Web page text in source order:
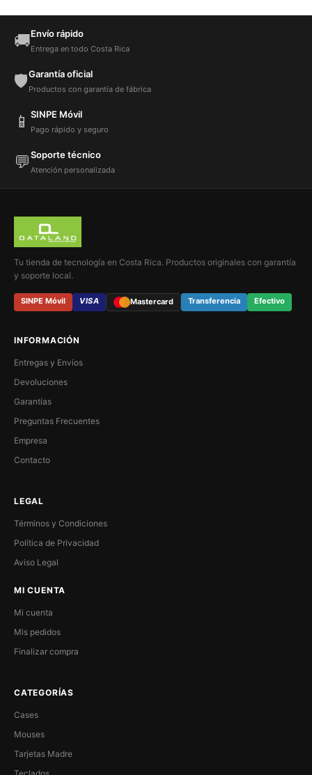
🚚Envío rápido
Entrega en todo Costa Rica
🛡️Garantía oficial
Productos con garantía de fábrica
📱 SINPE Móvil
Pago rápido y seguro
💬Soporte técnico
Atención personalizada
Tu tienda de tecnología en Costa Rica. Productos originales con garantía
y soporte local.
SINPE Móvil VISA Mastercard Transferencia Efectivo
INFORMACIÓN
Entregas y Envíos
Devoluciones
Garantías
Preguntas Frecuentes
Empresa
Contacto
LEGAL
Términos y Condiciones
Política de Privacidad
Aviso Legal
MI CUENTA
Mi cuenta
Mis pedidos
Finalizar compra
CATEGORÍAS
Cases
Mouses
Tarjetas Madre